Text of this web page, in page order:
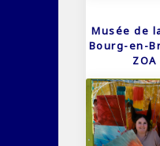
Musée de
Bourg-en-